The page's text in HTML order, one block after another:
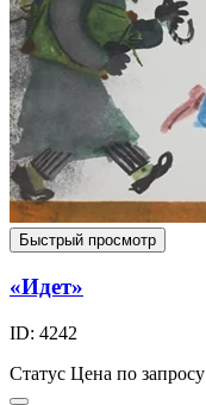
Быстрый просмотр
«Идет»
ID: 4242
Статус Цена по запросу